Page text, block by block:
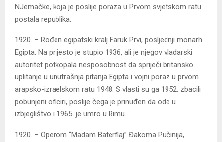
NJemačke, koja je poslije poraza u Prvom svjetskom ratu
postala republika.
1920. – Rođen egipatski kralj Faruk Prvi, posljednji monarh
Egipta. Na prijesto je stupio 1936, ali je njegov vladarski
autoritet potkopala nesposobnost da spriječi britansko
uplitanje u unutrašnja pitanja Egipta i vojni poraz u prvom
arapsko-izraelskom ratu 1948. S vlasti su ga 1952. zbacili
pobunjeni oficiri, poslije čega je prinuđen da ode u
izbjeglištvo i 1965. je umro u Rimu.
1920. – Operom “Madam Baterflaj” Đakoma Pučinija,